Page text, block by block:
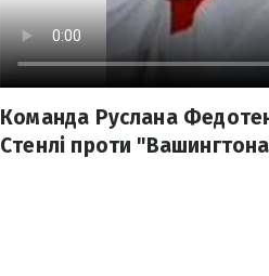
Команда Руслана
Стенлі проти